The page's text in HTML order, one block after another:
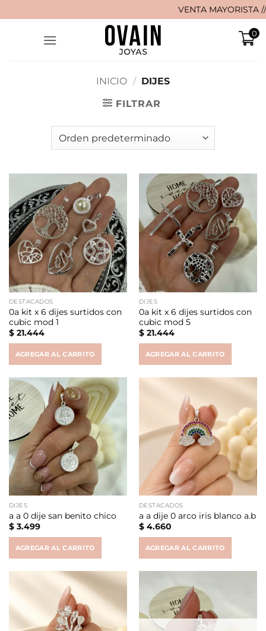
al
contenido
VENTA MAYORISTA // 🚚
0
INICIO / DIJES
FILTRAR
DESTACADOS
0a kit x 6 dijes surtidos con
cubic mod 1
$21.444
AGREGAR AL CARRITO
DIJES
0a kit x 6 dijes surtidos con
cubic mod 5
$21.444
AGREGAR AL CARRITO
DIJES
a a 0 dije san benito chico
$3.499
AGREGAR AL CARRITO
DESTACADOS
a a dije 0 arco iris blanco a.b
$4.660
AGREGAR AL CARRITO